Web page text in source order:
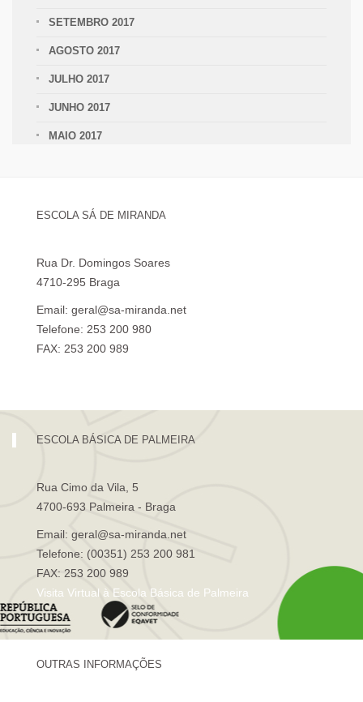
SETEMBRO 2017
AGOSTO 2017
JULHO 2017
JUNHO 2017
MAIO 2017
ESCOLA SÁ DE MIRANDA
Rua Dr. Domingos Soares
4710-295 Braga
Email: geral@sa-miranda.net
Telefone: 253 200 980
FAX: 253 200 989
ESCOLA BÁSICA DE PALMEIRA
Rua Cimo da Vila, 5
4700-693 Palmeira - Braga
Email: geral@sa-miranda.net
Telefone: (00351) 253 200 981
FAX: 253 200 989
Visita Virtual à Escola Básica de Palmeira
OUTRAS INFORMAÇÕES